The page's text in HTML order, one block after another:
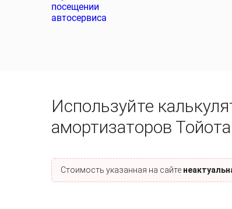
Используйте
амортизаторов
Стоимость указанная на сайте